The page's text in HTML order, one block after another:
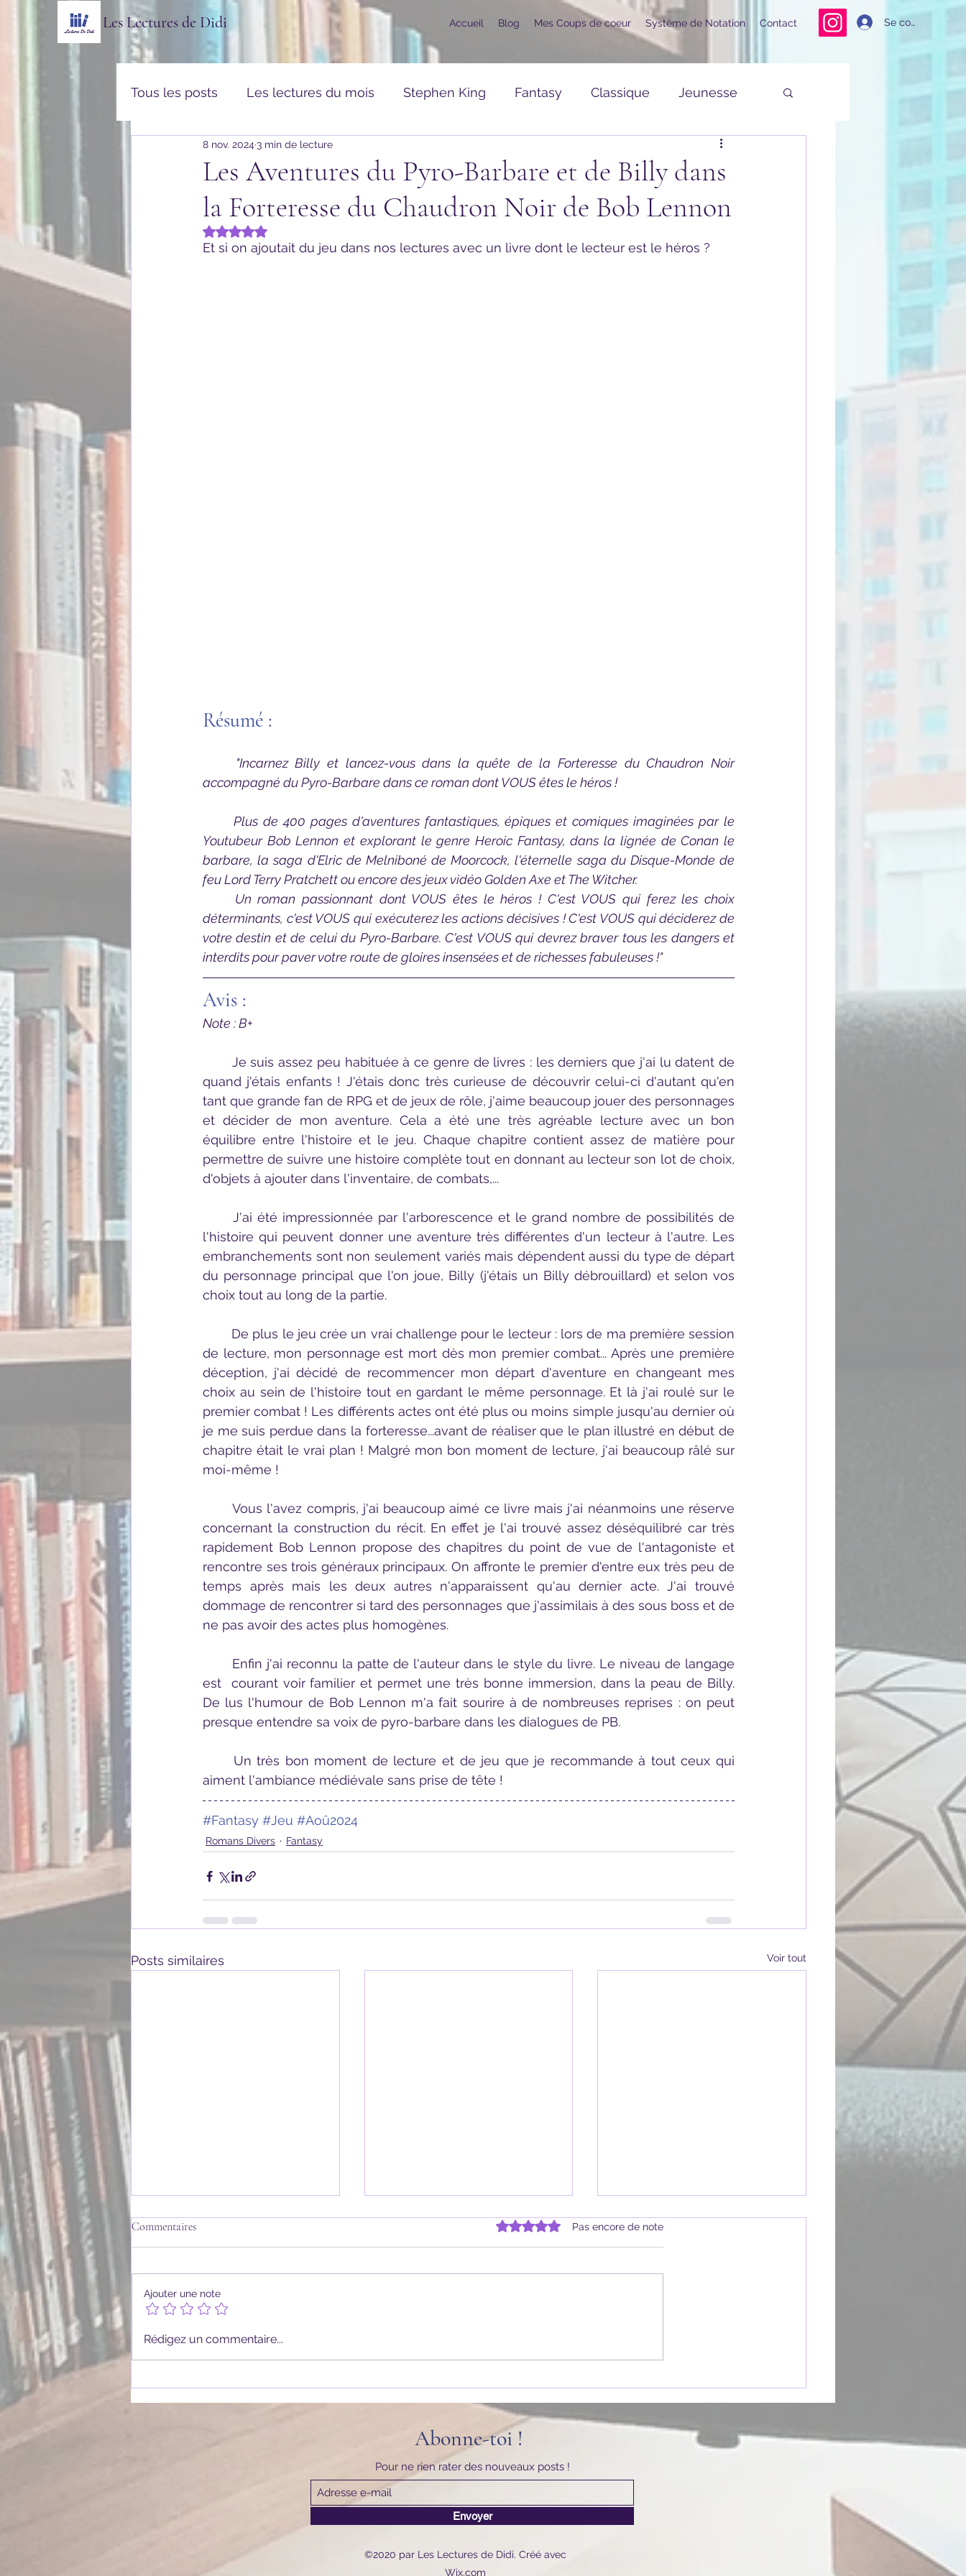
Les Lectures de Didi Accueil Blog Mes Coups de coeur Système de Notation Contact Se connecter
Tous les posts Les lectures du mois Stephen King Fantasy Classique Jeunesse
Thriller & Policier Romance
Vulgarisation & Histoires vraies CoupDeCoeur Hors Série
Les Aventures du Pyro-Barbare et de Billy dans
la Forteresse du Chaudron Noir de Bob Lennon
8 nov. 2024 3 min de lecture
Noté NaN étoiles sur 5.
Et si on ajoutait du jeu dans nos lectures avec un livre dont le lecteur est le héros ?
Résumé :
accompagné du Pyro-Barbare dans ce roman dont VOUS êtes le héros !
Youtubeur Bob Lennon et explorant le genre Heroic Fantasy, dans la lignée de Conan le
barbare, la saga d'Elric de Melniboné de Moorcock, l'éternelle saga du Disque-Monde de
feu Lord Terry Pratchett ou encore des jeux vidéo Golden Axe et The Witcher.
déterminants, c'est VOUS qui exécuterez les actions décisives ! C'est VOUS qui déciderez de
votre destin et de celui du Pyro-Barbare. C'est VOUS qui devrez braver tous les dangers et
interdits pour paver votre route de gloires insensées et de richesses fabuleuses !"
Avis :
Note : B+
Je suis assez peu habituée à ce genre de livres : les derniers que j'ai lu datent de
quand j'étais enfants ! J'étais donc très curieuse de découvrir celui-ci d'autant qu'en
tant que grande fan de RPG et de jeux de rôle, j'aime beaucoup jouer des personnages
et décider de mon aventure. Cela a été une très agréable lecture avec un bon
équilibre entre l'histoire et le jeu. Chaque chapitre contient assez de matière pour
permettre de suivre une histoire complète tout en donnant au lecteur son lot de choix,
d'objets à ajouter dans l'inventaire, de combats,...
l'histoire qui peuvent donner une aventure très différentes d'un lecteur à l'autre. Les
embranchements sont non seulement variés mais dépendent aussi du type de départ
du personnage principal que l'on joue, Billy (j'étais un Billy débrouillard) et selon vos
choix tout au long de la partie.
de lecture, mon personnage est mort dès mon premier combat... Après une première
déception, j'ai décidé de recommencer mon départ d'aventure en changeant mes
choix au sein de l'histoire tout en gardant le même personnage. Et là j'ai roulé sur le
premier combat ! Les différents actes ont été plus ou moins simple jusqu'au dernier où
je me suis perdue dans la forteresse...avant de réaliser que le plan illustré en début de
chapitre était le vrai plan ! Malgré mon bon moment de lecture, j'ai beaucoup râlé sur
moi-même !
	Vous l'avez compris, j'ai beaucoup aimé ce livre mais j'ai néanmoins une réserve
concernant la construction du récit. En effet je l'ai trouvé assez déséquilibré car très
rapidement Bob Lennon propose des chapitres du point de vue de l'antagoniste et
rencontre ses trois généraux principaux. On affronte le premier d'entre eux très peu de
temps après mais les deux autres n'apparaissent qu'au dernier acte. J'ai trouvé
dommage de rencontrer si tard des personnages que j'assimilais à des sous boss et de
ne pas avoir des actes plus homogènes.
est
courant voir familier et permet une très bonne immersion, dans la peau de Billy.
De lus l'humour de Bob Lennon m'a fait sourire à de nombreuses reprises : on peut
presque entendre sa voix de pyro-barbare dans les dialogues de PB.
aiment l'ambiance médiévale sans prise de tête !
#Fantasy #Jeu #Aoû2024
Romans Divers Fantasy
Posts similaires Voir tout
Les Serres sous le Velours Noir de
Commentaires Noté 0 étoile sur 5.Pas encore de note
Ajouter une note
Rédigez un commentaire...
Pour ne rien rater des nouveaux posts !
Envoyer
Abonne-toi !
©2020 par Les Lectures de Didi. Créé avec
Wix.com